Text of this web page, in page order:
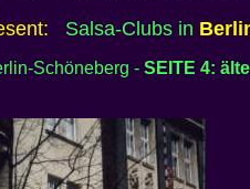
Salsa-Clubs in
Schöneberg - SEITE 4: